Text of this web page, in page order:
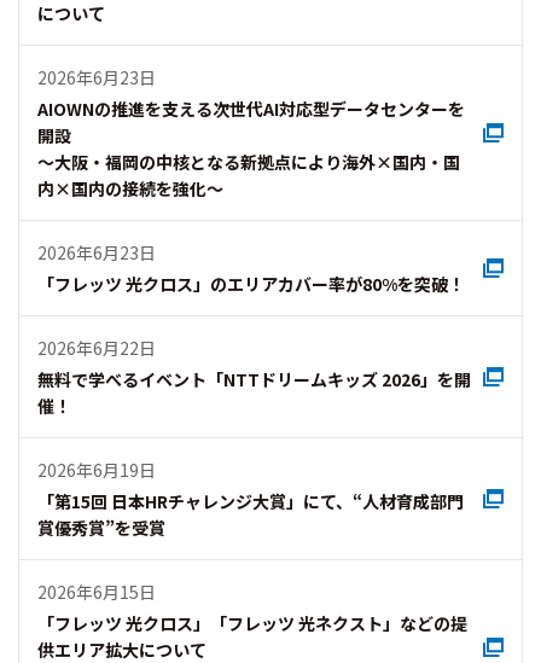
について
2026年6月23日
AIOWNの推進を支える次世代AI対応型データセンターを
開設
～大阪・福岡の中核となる新拠点により海外×国内・国
内×国内の接続を強化～
2026年6月23日
「フレッツ 光クロス」のエリアカバー率が80%を突破！
2026年6月22日
無料で学べるイベント「NTTドリームキッズ 2026」を開
催！
2026年6月19日
「第15回 日本HRチャレンジ大賞」にて、“人材育成部門
賞優秀賞”を受賞
2026年6月15日
「フレッツ 光クロス」「フレッツ 光ネクスト」などの提
供エリア拡大について